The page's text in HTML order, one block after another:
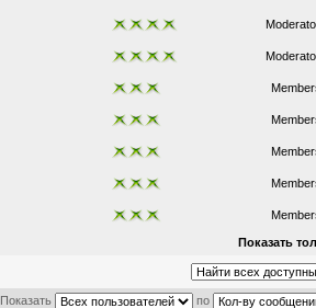
Показать
Показать по